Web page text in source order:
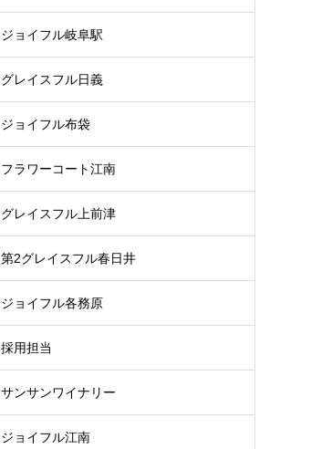
ジョイフル岐阜駅
グレイスフル日義
ジョイフル布袋
フラワーコート江南
グレイスフル上前津
第2グレイスフル春日井
ジョイフル各務原
採用担当
サンサンワイナリー
ジョイフル江南